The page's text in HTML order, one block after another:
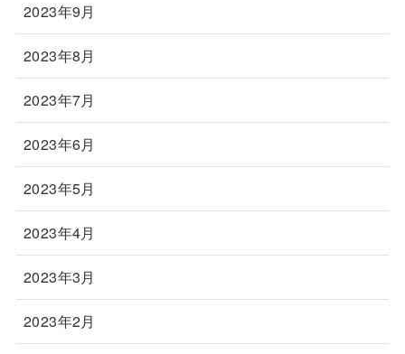
2023年9月
2023年8月
2023年7月
2023年6月
2023年5月
2023年4月
2023年3月
2023年2月